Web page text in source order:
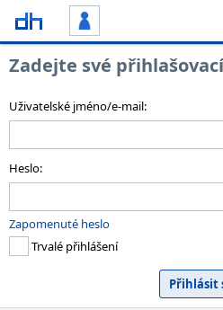
Zadejte své
Uživatelské jméno/e-mail:
Heslo:
Zapomenuté heslo
Trvalé přihlášení